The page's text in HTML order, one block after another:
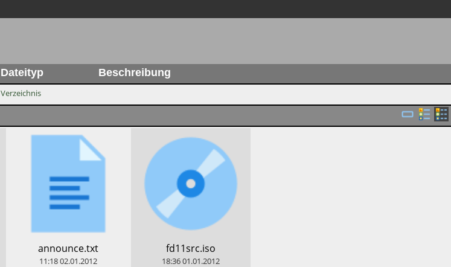
Dateityp Beschreibung
Verzeichnis
​announce.txt
11:1802.01.2012
​fd11src.iso
18:3601.01.2012